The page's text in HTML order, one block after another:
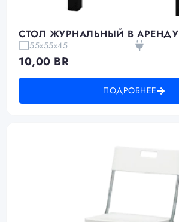
СТОЛ ЖУРНАЛЬНЫЙ В АРЕНДУ
55х55х45
10,00 BR
ПОДРОБНЕЕ